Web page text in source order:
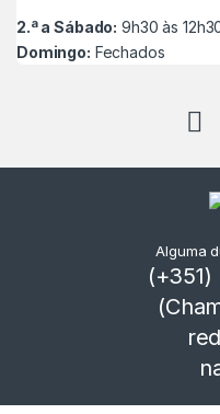
2.ª a Sábado: 9h30 às
Domingo: Fechados
Alguma
(+351)